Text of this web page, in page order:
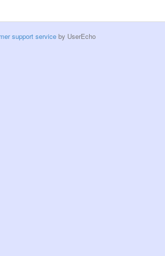
support serviceby UserEcho